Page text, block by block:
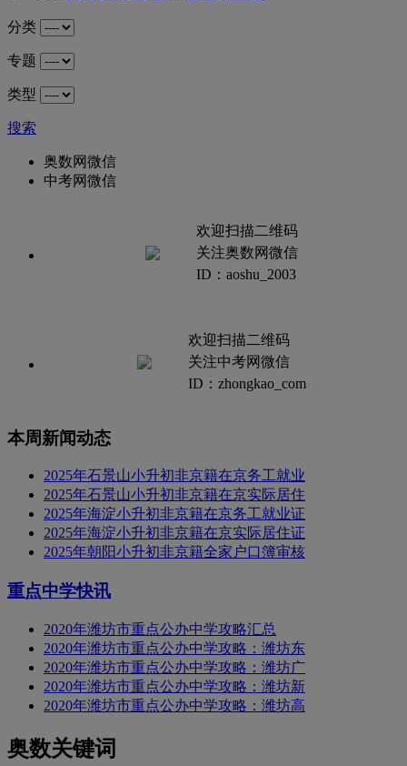
分类
专题
类型
搜索
奥数网微信
中考网微信
欢迎扫描二维码
关注奥数网微信
ID：aoshu_2003
欢迎扫描二维码
关注中考网微信
ID：zhongkao_com
本周新闻动态
2025年石景山小升初非京籍在京务工就业
2025年石景山小升初非京籍在京实际居住
2025年海淀小升初非京籍在京务工就业证
2025年海淀小升初非京籍在京实际居住证
2025年朝阳小升初非京籍全家户口簿审核
重点中学快讯
2020年潍坊市重点公办中学攻略汇总
2020年潍坊市重点公办中学攻略：潍坊东
2020年潍坊市重点公办中学攻略：潍坊广
2020年潍坊市重点公办中学攻略：潍坊新
2020年潍坊市重点公办中学攻略：潍坊高
奥数关键词